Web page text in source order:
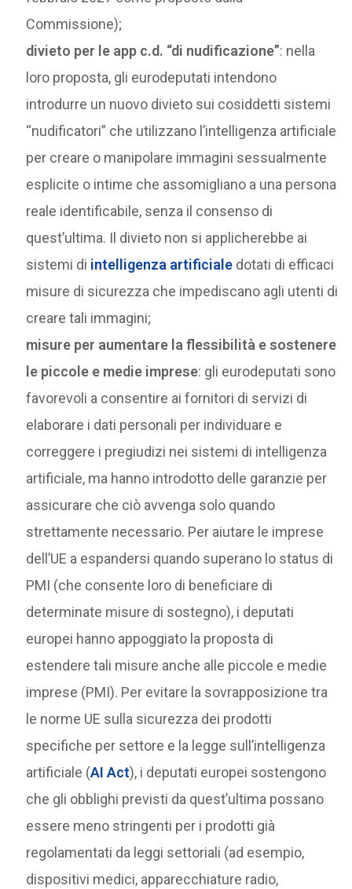
Commissione);
divieto per le app c.d. “di nudificazione”: nella
loro proposta, gli eurodeputati intendono
introdurre un nuovo divieto sui cosiddetti sistemi
“nudificatori” che utilizzano l’intelligenza artificiale
per creare o manipolare immagini sessualmente
esplicite o intime che assomigliano a una persona
reale identificabile, senza il consenso di
quest’ultima. Il divieto non si applicherebbe ai
sistemi di intelligenza artificiale dotati di efficaci
misure di sicurezza che impediscano agli utenti di
creare tali immagini;
misure per aumentare la flessibilità e sostenere
le piccole e medie imprese: gli eurodeputati sono
favorevoli a consentire ai fornitori di servizi di
elaborare i dati personali per individuare e
correggere i pregiudizi nei sistemi di intelligenza
artificiale, ma hanno introdotto delle garanzie per
assicurare che ciò avvenga solo quando
strettamente necessario. Per aiutare le imprese
dell’UE a espandersi quando superano lo status di
PMI (che consente loro di beneficiare di
determinate misure di sostegno), i deputati
europei hanno appoggiato la proposta di
estendere tali misure anche alle piccole e medie
imprese (PMI). Per evitare la sovrapposizione tra
le norme UE sulla sicurezza dei prodotti
specifiche per settore e la legge sull’intelligenza
artificiale (AI Act), i deputati europei sostengono
che gli obblighi previsti da quest’ultima possano
essere meno stringenti per i prodotti già
regolamentati da leggi settoriali (ad esempio,
dispositivi medici, apparecchiature radio,